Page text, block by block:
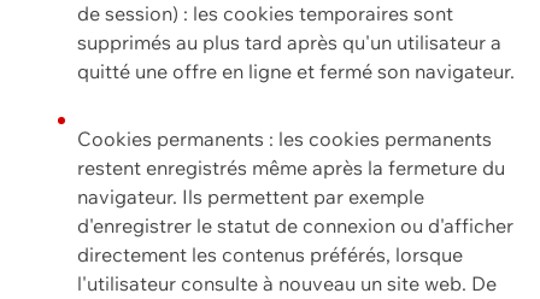
de session) : les cookies temporaires sont
supprimés au plus tard après qu'un utilisateur a
quitté une offre en ligne et fermé son navigateur.
Cookies permanents : les cookies permanents
restent enregistrés même après la fermeture du
navigateur. Ils permettent par exemple
d'enregistrer le statut de connexion ou d'afficher
directement les contenus préférés, lorsque
l'utilisateur consulte à nouveau un site web. De